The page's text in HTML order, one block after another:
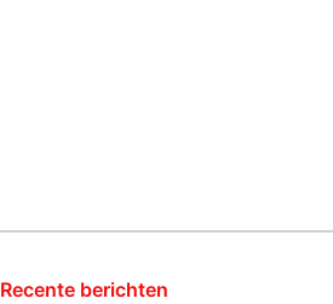
Recente berichten